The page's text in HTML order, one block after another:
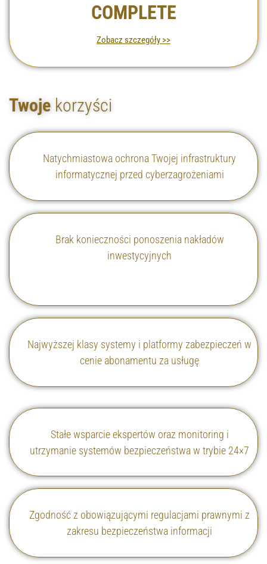
COMPLETE
Zobacz szczegóły >>
Twoje korzyści
Natychmiastowa ochrona Twojej infrastruktury
informatycznej przed cyberzagrożeniami
Brak konieczności ponoszenia nakładów
inwestycyjnych
Najwyższej klasy systemy i platformy zabezpieczeń w
cenie abonamentu za usługę
Stałe wsparcie ekspertów oraz monitoring i
utrzymanie systemów bezpieczeństwa w trybie 24×7
Zgodność z obowiązującymi regulacjami prawnymi z
zakresu bezpieczeństwa informacji